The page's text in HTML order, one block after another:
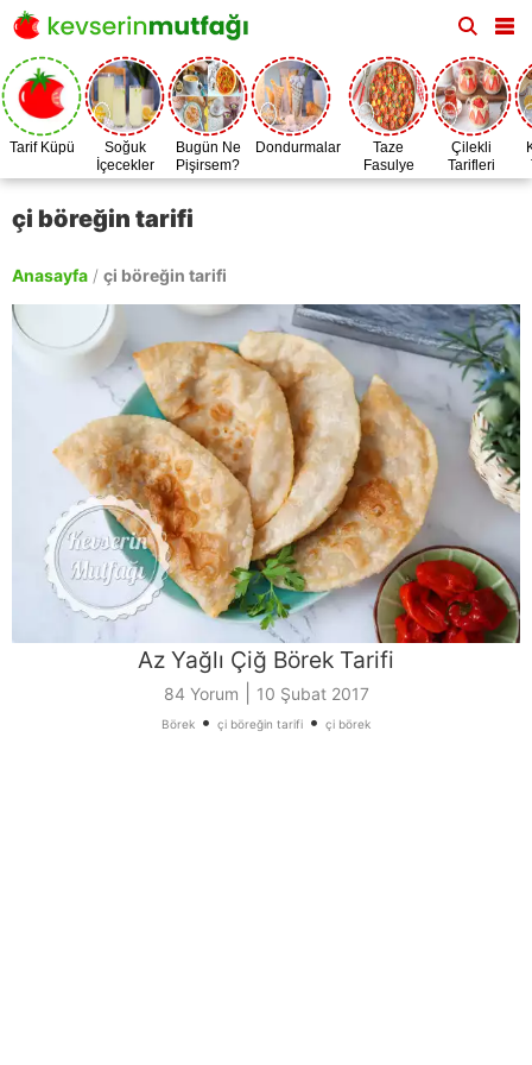
Tarif Küpü
Soğuk
İçecekler
Bugün Ne
Pişirsem?
Dondurmalar
Taze
Fasulye
Zamanı
Çilekli
Tarifleri
çi böreğin tarifi
Anasayfa / çi böreğin tarifi
Az Yağlı Çiğ Börek Tarifi
84 Yorum 10 Şubat 2017
Börek • çi böreğin tarifi • çi börek